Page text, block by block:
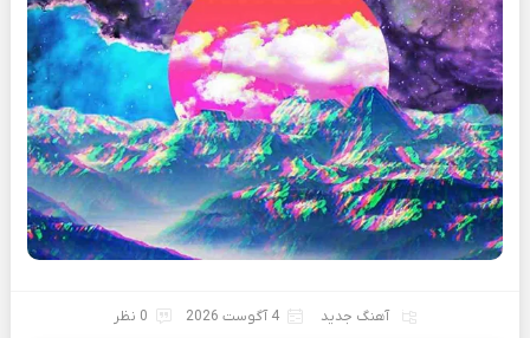
آهنگ جدید 4 آگوست 2026 0 نظر